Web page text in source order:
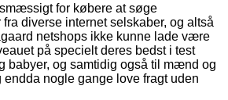
for købere at søge
diverse internet selskaber, og altså
netshops ikke kunne lade være
på specielt deres bedst i test
babyer, og samtidig også til mænd og
endda nogle gange love fragt uden